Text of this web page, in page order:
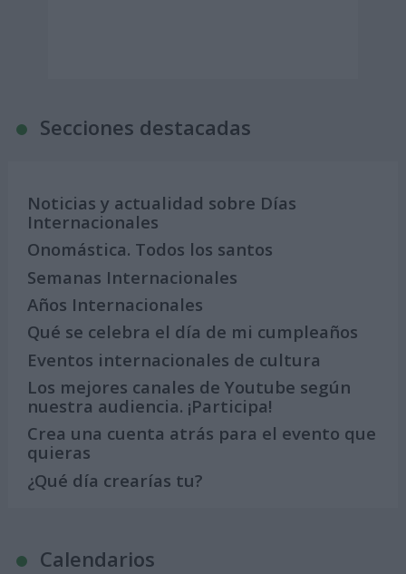
Secciones destacadas
Noticias y actualidad sobre Días
Internacionales
Onomástica. Todos los santos
Semanas Internacionales
Años Internacionales
Qué se celebra el día de mi cumpleaños
Eventos internacionales de cultura
Los mejores canales de Youtube según
nuestra audiencia. ¡Participa!
Crea una cuenta atrás para el evento que
quieras
¿Qué día crearías tu?
Calendarios